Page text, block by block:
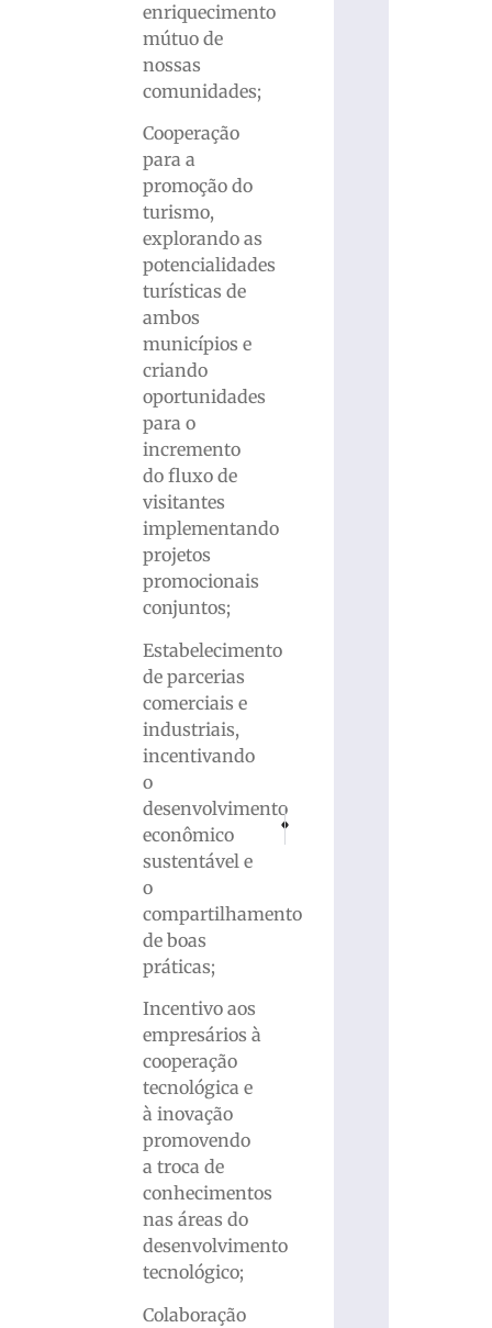
enriquecimento
mútuo de
nossas
comunidades;
Cooperação
para a
promoção do
turismo,
explorando as
potencialidades
turísticas de
ambos
municípios e
criando
oportunidades
para o
incremento
do fluxo de
visitantes
implementando
projetos
promocionais
conjuntos;
Estabelecimento
de parcerias
comerciais e
industriais,
incentivando
o
desenvolvimento
econômico
sustentável e
o
compartilhamento
de boas
práticas;
Incentivo aos
empresários à
cooperação
tecnológica e
à inovação
promovendo
a troca de
conhecimentos
nas áreas do
desenvolvimento
tecnológico;
Colaboração
PRÓXIMO